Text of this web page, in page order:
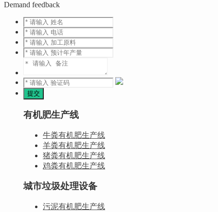
Demand feedback
有机肥生产线
牛粪有机肥生产线
羊粪有机肥生产线
猪粪有机肥生产线
鸡粪有机肥生产线
城市垃圾处理设备
污泥有机肥生产线